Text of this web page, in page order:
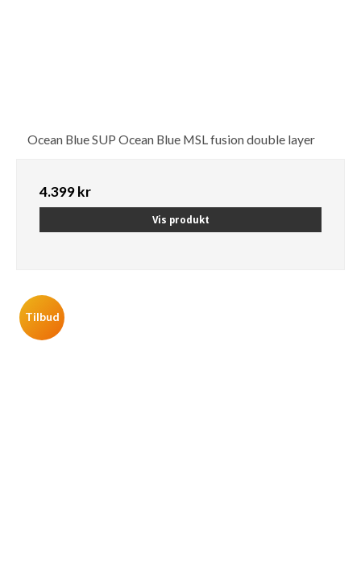
Ocean Blue SUP Ocean Blue MSL fusion double layer
4.399 kr
Vis produkt
Tilbud